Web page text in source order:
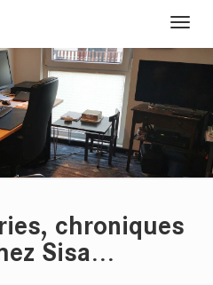
chroniques
Sisa…